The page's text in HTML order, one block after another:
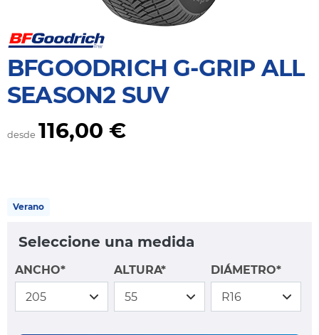
BFGOODRICH G-GRIP ALL
SEASON2 SUV
desde 116,00 €
Verano
Seleccione una medida
ANCHO* ALTURA* DIÁMETRO*